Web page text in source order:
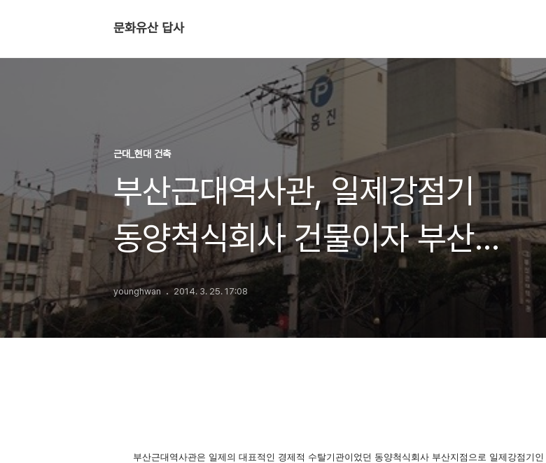
문화유산 답사
근대_현대 건축
부산근대역사관, 일제강점기
동양척식회사 건물이자 부산
미문화원으로 사용되었던 곳
younghwan 2014. 3. 25. 17:08
부산근대역사관은 일제의 대표적인 경제적 수탈기관이었던 동양척식회사 부산지점으로 일제강점기인